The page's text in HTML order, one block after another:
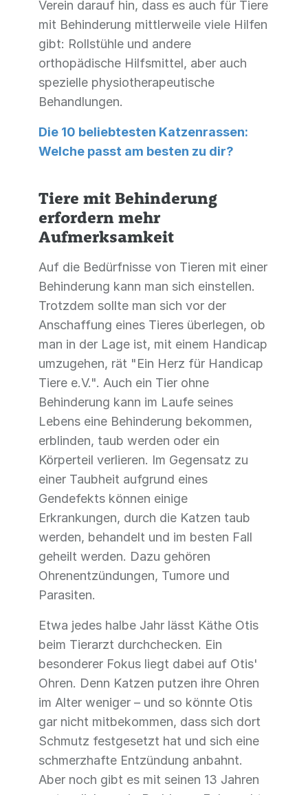
Verein darauf hin, dass es auch für Tiere
mit Behinderung mittlerweile viele Hilfen
gibt: Rollstühle und andere
orthopädische Hilfsmittel, aber auch
spezielle physiotherapeutische
Behandlungen.
Die 10 beliebtesten Katzenrassen:
Welche passt am besten zu dir?
Tiere mit Behinderung
erfordern mehr
Aufmerksamkeit
Auf die Bedürfnisse von Tieren mit einer
Behinderung kann man sich einstellen.
Trotzdem sollte man sich vor der
Anschaffung eines Tieres überlegen, ob
man in der Lage ist, mit einem Handicap
umzugehen, rät "Ein Herz für Handicap
Tiere e.V.". Auch ein Tier ohne
Behinderung kann im Laufe seines
Lebens eine Behinderung bekommen,
erblinden, taub werden oder ein
Körperteil verlieren. Im Gegensatz zu
einer Taubheit aufgrund eines
Gendefekts können einige
Erkrankungen, durch die Katzen taub
werden, behandelt und im besten Fall
geheilt werden. Dazu gehören
Ohrenentzündungen, Tumore und
Parasiten.
Etwa jedes halbe Jahr lässt Käthe Otis
beim Tierarzt durchchecken. Ein
besonderer Fokus liegt dabei auf Otis'
Ohren. Denn Katzen putzen ihre Ohren
im Alter weniger – und so könnte Otis
gar nicht mitbekommen, dass sich dort
Schmutz festgesetzt hat und sich eine
schmerzhafte Entzündung anbahnt.
Aber noch gibt es mit seinen 13 Jahren